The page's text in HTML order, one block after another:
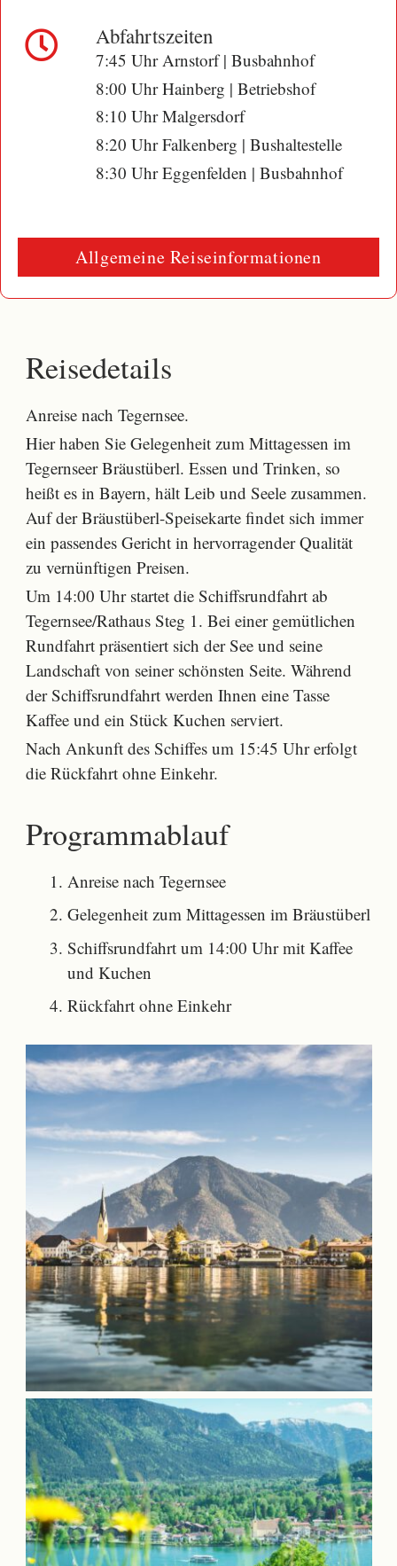
Reisedetails
Anreise nach Tegernsee.
Hier haben Sie Gelegenheit zum Mittagessen im
Tegernseer Bräustüberl. Essen und Trinken, so
heißt es in Bayern, hält Leib und Seele zusammen.
Auf der Bräustüberl-Speisekarte findet sich immer
ein passendes Gericht in hervorragender Qualität
zu vernünftigen Preisen.
Um 14:00 Uhr startet die Schiffsrundfahrt ab
Tegernsee/Rathaus Steg 1. Bei einer gemütlichen
Rundfahrt präsentiert sich der See und seine
Landschaft von seiner schönsten Seite. Während
der Schiffsrundfahrt werden Ihnen eine Tasse
Kaffee und ein Stück Kuchen serviert.
Nach Ankunft des Schiffes um 15:45 Uhr erfolgt
die Rückfahrt ohne Einkehr.
Programmablauf
Anreise nach Tegernsee
Gelegenheit zum Mittagessen im Bräustüberl
Schiffsrundfahrt um 14:00 Uhr mit Kaffee
und Kuchen
Rückfahrt ohne Einkehr
Abfahrtszeiten
7:45 Uhr Arnstorf | Busbahnhof
8:00 Uhr Hainberg | Betriebshof
8:10 Uhr Malgersdorf
8:20 Uhr Falkenberg | Bushaltestelle
8:30 Uhr Eggenfelden | Busbahnhof
Allgemeine Reiseinformationen